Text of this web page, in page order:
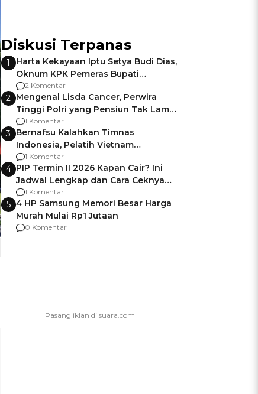
Diskusi Terpanas
1
Harta Kekayaan Iptu Setya Budi Dias,
Oknum KPK Pemeras Bupati
Pemalang
2 Komentar
2 Mengenal Lisda Cancer, Perwira
Tinggi Polri yang Pensiun Tak Lama
Usai Jadi Brigjen
1 Komentar
3 Bernafsu Kalahkan Timnas
Indonesia, Pelatih Vietnam
Berencana Pakai Jimat di Pakansari
1 Komentar
4 PIP Termin II 2026 Kapan Cair? Ini
Jadwal Lengkap dan Cara Ceknya
agar Dana Tidak Hangus!
1 Komentar
5 4 HP Samsung Memori Besar Harga
Murah Mulai Rp1 Jutaan
0 Komentar